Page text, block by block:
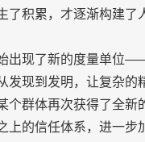
了积累，才逐渐构建了
出现了新的度量单位
发现到发明，让复杂的
群体再次获得了全新
上的信任体系，进一步